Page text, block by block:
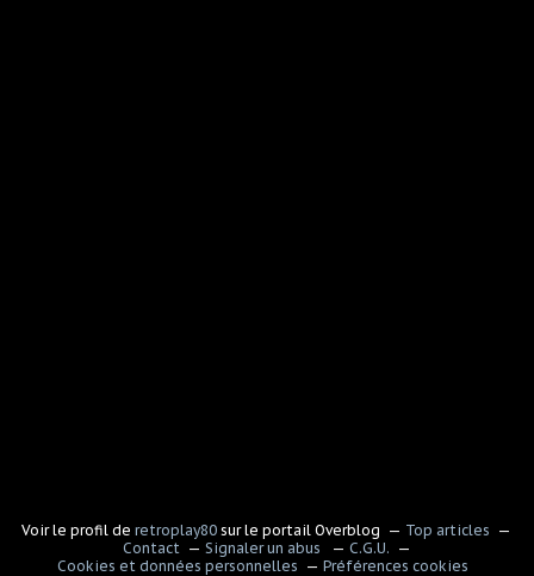
Voir le profil deretroplay80 sur le portail Overblog
Top articles
Contact
Signaler un abus
C.G.U.
Cookies et données personnelles
Préférences cookies